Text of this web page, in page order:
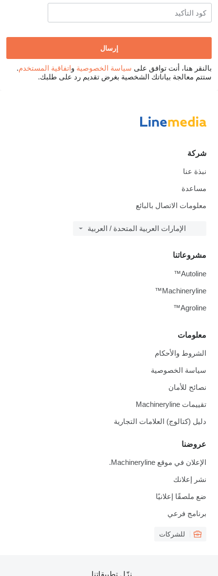
بالنقر هنا، أنت توافق على سياسة الخصوصية واتفاقية المستخدم.
ستتم معالجة بياناتك الشخصية بغرض تقديم رد على طلبك.
شركة
نبذة عنا
مساعدة
معلومات الاتصال بالبائع
الإمارات العربية المتحدة / العربية
معلومات
الشروط والأحكام
سياسة الخصوصية
نصائح للأمان
تقييمات Machineryline
دليل (كتالوج) العلامات التجارية
عروضنا
الإعلان في موقع Machineryline.
نشر إعلانك
ضع ملصقًا إعلانيًا
برنامج فرعي
للشركات
مشروعاتنا
Autoline™
Machineryline™
Agroline™